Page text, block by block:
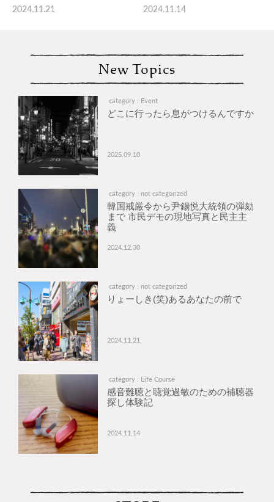
2024.11.21 2024.11.14
New Topics
category : Event
どこに行ったら息がつけるんですか
2025.09.10
category : not categorized
韓国戒厳令から尹錫悦大統領の弾劾
まで 市民デモの現地写真と民主主
義
2024.12.30
category : not categorized
りょーしき(笑)あるあなたの前で
2024.11.21
category : Life Course
感音難聴と聴覚過敏のための補聴器
探し体験記
2024.11.14